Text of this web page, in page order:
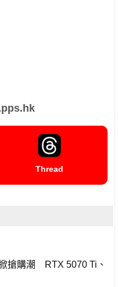
Thread
搶購潮 RTX 5070 Ti、